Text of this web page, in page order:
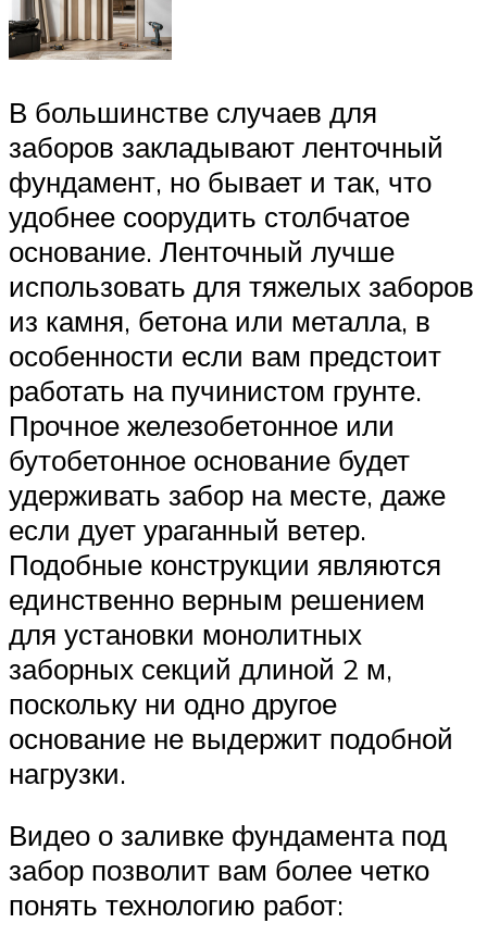
В большинстве случаев для
заборов закладывают ленточный
фундамент, но бывает и так, что
удобнее соорудить столбчатое
основание. Ленточный лучше
использовать для тяжелых заборов
из камня, бетона или металла, в
особенности если вам предстоит
работать на пучинистом грунте.
Прочное железобетонное или
бутобетонное основание будет
удерживать забор на месте, даже
если дует ураганный ветер.
Подобные конструкции являются
единственно верным решением
для установки монолитных
заборных секций длиной 2 м,
поскольку ни одно другое
основание не выдержит подобной
нагрузки.
Видео о заливке фундамента под
забор позволит вам более четко
понять технологию работ: